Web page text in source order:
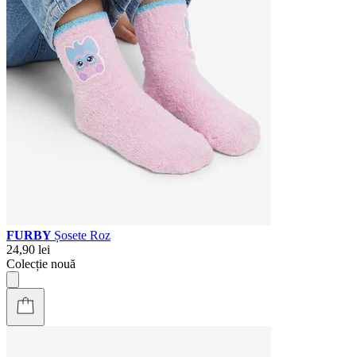
FURBY Șosete Roz
24,90 lei
Colecție nouă